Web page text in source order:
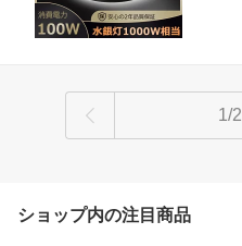
1/2
ショップ内の注目商品